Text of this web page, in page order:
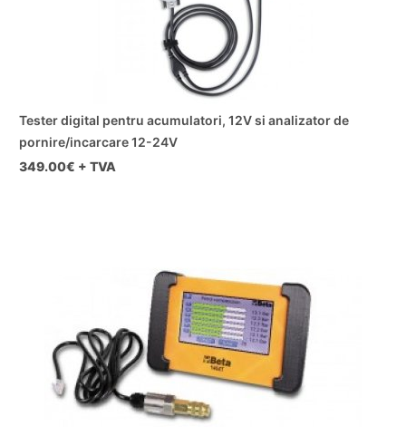
Tester digital pentru acumulatori, 12V si analizator de
pornire/incarcare 12-24V
349.00€ + TVA